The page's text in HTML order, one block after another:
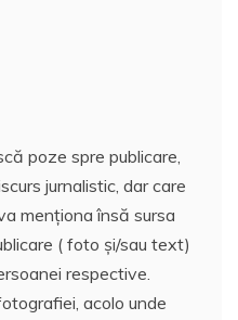
poze spre publicare,
jurnalistic, dar care
menționa însă sursa
( foto și/sau text)
respective.
acolo unde